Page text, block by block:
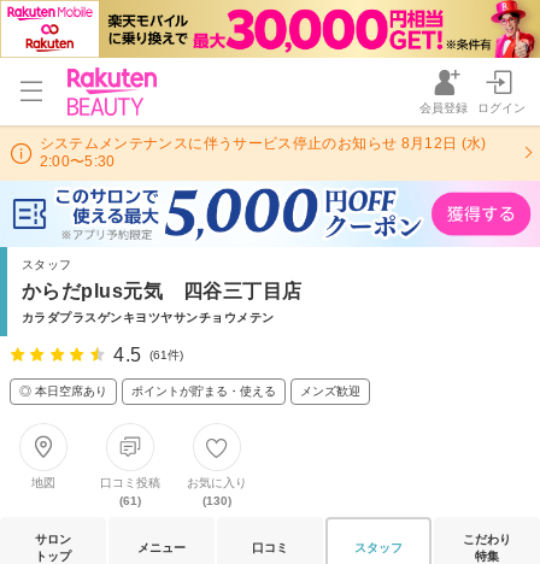
会員登録 ログイン
システムメンテナンスに伴うサービス停止のお知らせ 8月12日 (水)
2:00〜5:30
スタッフ
からだplus元気 四谷三丁目店
カラダプラスゲンキヨツヤサンチョウメテン
4.5 (61件)
◎ 本日空席あり ポイントが貯まる・使える メンズ歓迎
地図
口コミ投稿
(61)
お気に入り
(130)
サロン
トップ
メニュー 口コミ スタッフ
こだわり
特集